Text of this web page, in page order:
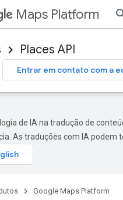
Maps Platform
Places API
Entrar em contato com a
de IA na tradução de
As traduções com IA podem
Google Maps Platform